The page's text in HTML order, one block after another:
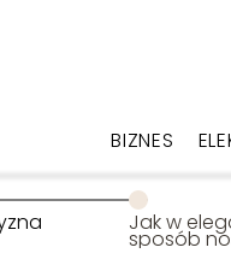
BIZNES
Jak w
sposób